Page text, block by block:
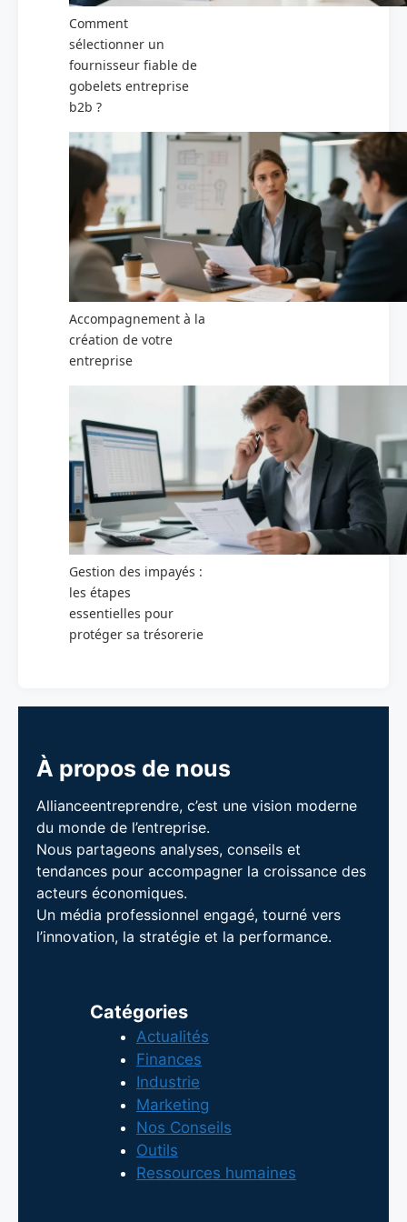
Comment
sélectionner un
fournisseur fiable de
gobelets entreprise
b2b ?
Accompagnement à la
création de votre
entreprise
Gestion des impayés :
les étapes
essentielles pour
protéger sa trésorerie
À propos de nous
Allianceentreprendre, c’est une vision moderne
du monde de l’entreprise.
Nous partageons analyses, conseils et
tendances pour accompagner la croissance des
acteurs économiques.
Un média professionnel engagé, tourné vers
l’innovation, la stratégie et la performance.
Catégories
Actualités
Finances
Industrie
Marketing
Nos Conseils
Outils
Ressources humaines